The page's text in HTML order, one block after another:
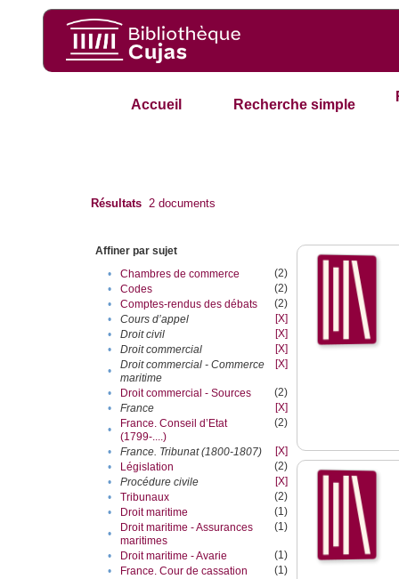
Accueil Recherche simple
Résultats 2 documents
Affiner par sujet
•
Chambres de commerce
(2)
•
Codes
(2)
•
Comptes-rendus des débats
(2)
•
Cours d’appel
[X]
•
Droit civil
[X]
•
Droit commercial
[X]
•
Droit commercial - Commerce
maritime
[X]
• Droit commercial - Sources
(2)
•
France
[X]
•
France. Conseil d’Etat
(1799-....)
(2)
• France. Tribunat (1800-1807)
[X]
•
Législation
(2)
•
Procédure civile
[X]
•
Tribunaux
(2)
•
Droit maritime
(1)
•
Droit maritime - Assurances
maritimes
(1)
• Droit maritime - Avarie
(1)
•
France. Cour de cassation
(1)